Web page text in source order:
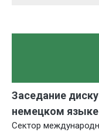
Заседание
немецком
Сектор